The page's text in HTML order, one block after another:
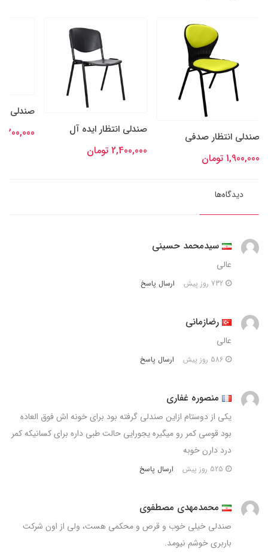
صندلی انتظار صدفی
1,900,000 تومان
صندلی انتظار ایده آل
2,400,000 تومان
صندلی
1,300,000
دیدگاه‌ها
سیدمحمد حسینی
عالی
ارسال پاسخ
رضازمانی
عالی
ارسال پاسخ
منصوره غفاری
یکی از دوستام ازاین صندلی گرفته بود برای خونه اش فوق العاده
بود قوسی کمر رو میگیره یجورایی حالت طبی داره برای کسانیکه کمر
درد دارن خوبه
ارسال پاسخ
محمدمهدی مصطفوی
صندلی خیلی خوب و قرص و محکمی هست، ولی از اون شرکت
باربری خوشم نیومد.